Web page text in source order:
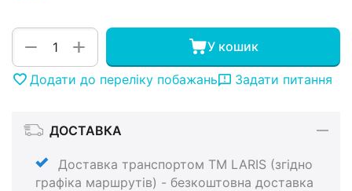
+
− У кошик
Додати до переліку побажань Задати питання
ДОСТАВКА
Доставка транспортом ТМ LARIS (згідно
графіка маршрутів) - безкоштовна доставка